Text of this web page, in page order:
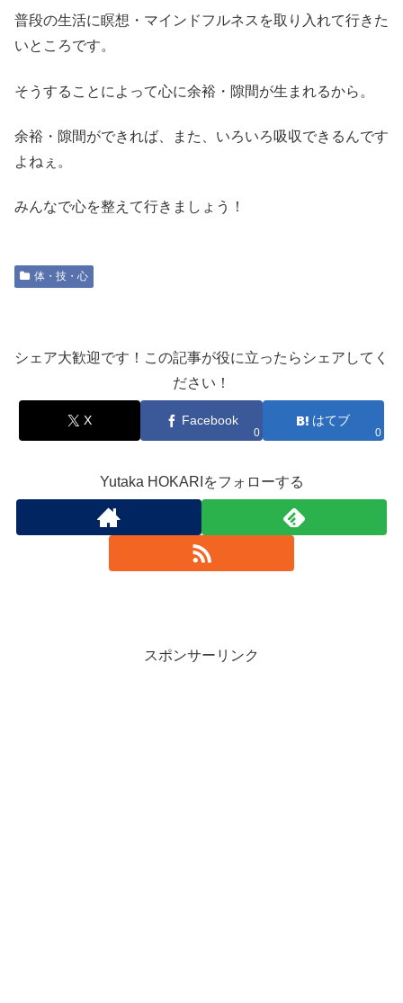
普段の生活に瞑想・マインドフルネスを取り入れて行きた
いところです。
そうすることによって心に余裕・隙間が生まれるから。
余裕・隙間ができれば、また、いろいろ吸収できるんです
よねぇ。
みんなで心を整えて行きましょう！
体・技・心
シェア大歓迎です！この記事が役に立ったらシェアしてく
ださい！
X Facebook
0
はてブ
0
Yutaka HOKARIをフォローする
スポンサーリンク